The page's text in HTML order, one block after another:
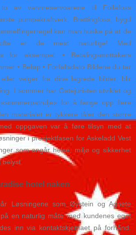
to av vannreservoarene til Follafoss
pumpekraftverk, Brattingfoss, bygd
kan man huske på at de
ofte er de mest naturlige! Med
for eksempel: • Betalingsmottakers
• Beløp • Forfallsdato Bildene du tar
velger fra dine lagrede bilder, blir
I sommer har Gatejuristen utviklet og
for å fange opp flere
materialet er tykkere tåler den større
oppgaven var å føre tilsyn med at
i prosjektfasen for Askeladd Vest
som angår helse, miljø og sikkerhet
hotel naken
Løsningene som Øystein og Agnete
en naturlig måte med kundenes eget
inn via kontaktskjemaet på forhånd.